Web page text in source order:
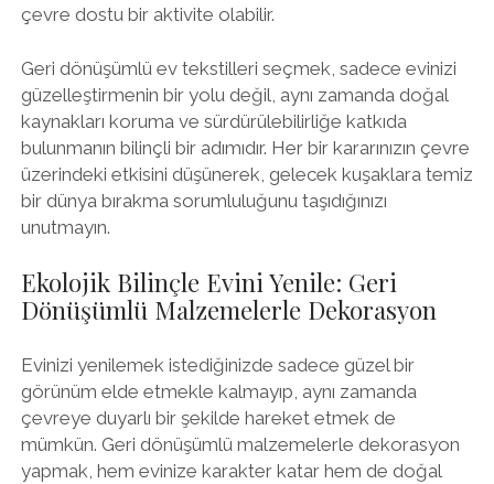
çevre dostu bir aktivite olabilir.
Geri dönüşümlü ev tekstilleri seçmek, sadece evinizi
güzelleştirmenin bir yolu değil, aynı zamanda doğal
kaynakları koruma ve sürdürülebilirliğe katkıda
bulunmanın bilinçli bir adımıdır. Her bir kararınızın çevre
üzerindeki etkisini düşünerek, gelecek kuşaklara temiz
bir dünya bırakma sorumluluğunu taşıdığınızı
unutmayın.
Ekolojik Bilinçle Evini Yenile: Geri
Dönüşümlü Malzemelerle Dekorasyon
Evinizi yenilemek istediğinizde sadece güzel bir
görünüm elde etmekle kalmayıp, aynı zamanda
çevreye duyarlı bir şekilde hareket etmek de
mümkün. Geri dönüşümlü malzemelerle dekorasyon
yapmak, hem evinize karakter katar hem de doğal